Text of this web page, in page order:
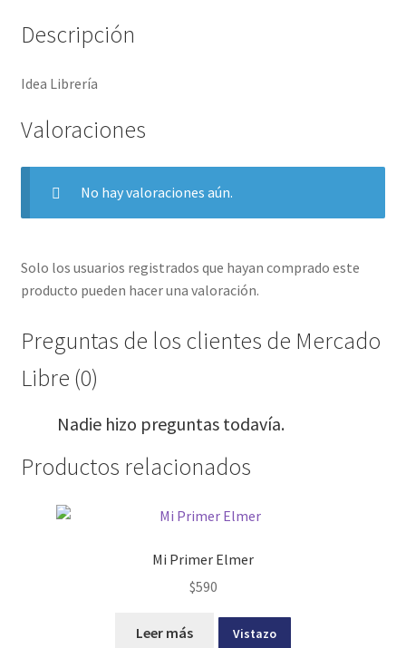
Descripción
Idea Librería
Valoraciones
No hay valoraciones aún.
Solo los usuarios registrados que hayan comprado este
producto pueden hacer una valoración.
Preguntas de los clientes de Mercado
Libre (0)
Nadie hizo preguntas todavía.
Productos relacionados
Mi Primer Elmer
$590
Leer más Vistazo